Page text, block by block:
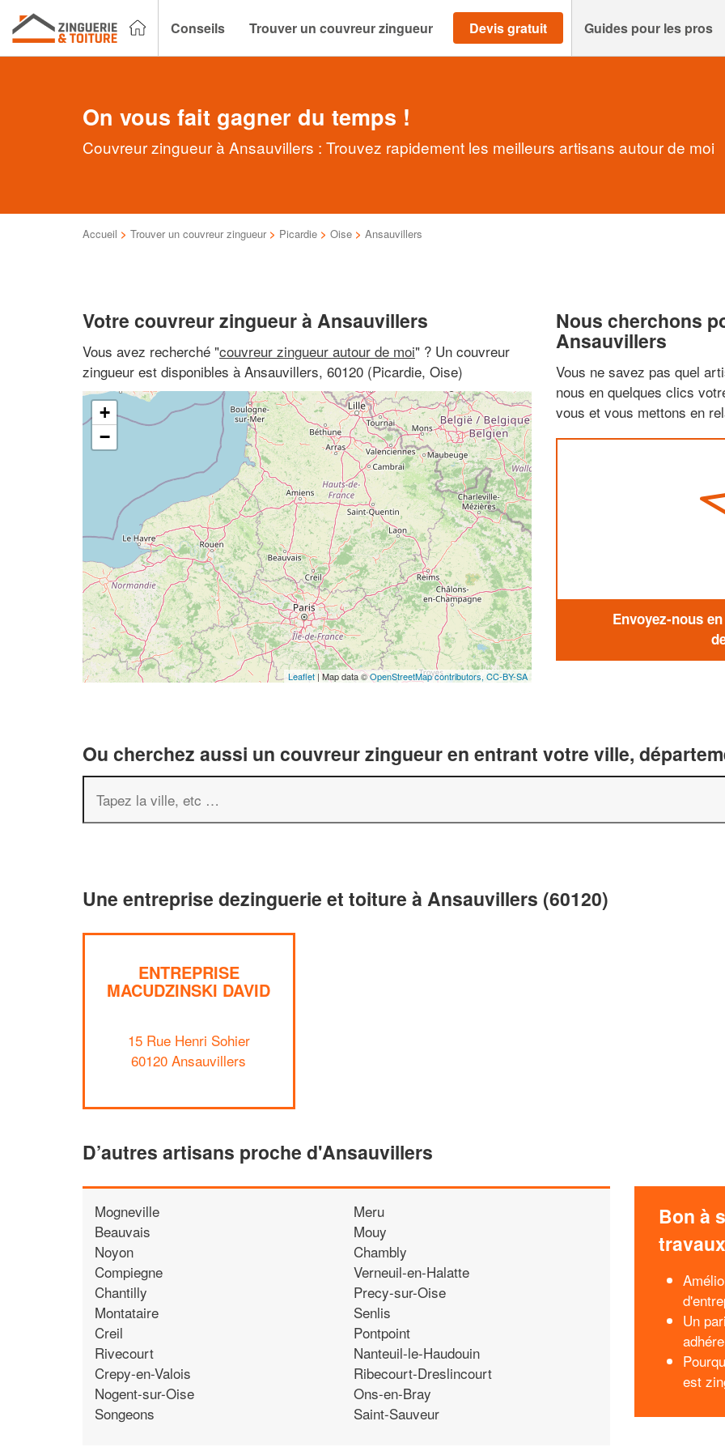
Conseils Trouver un couvreur zingueur Devis gratuit Guides pour les pros
On vous fait gagner du temps !
Couvreur zingueur à Ansauvillers : Trouvez rapidement les meilleurs artisans autour de moi
Accueil > Trouver un couvreur zingueur > Picardie > Oise > Ansauvillers
Votre couvreur zingueur à Ansauvillers
Vous avez recherché "couvreur zingueur autour de moi" ? Un couvreur
zingueur est disponibles à Ansauvillers, 60120 (Picardie, Oise)
+
−
Leaflet | Map data ©OpenStreetMap contributors, CC-BY-SA
Nous cherchons
Ansauvillers
Vous ne savez pas quel
nous en quelques clics
vous et vous mettons en
Envoyez-nous
Ou cherchez aussi un couvreur zingueur en entrant votre ville,
Une entreprise dezinguerie et toiture à Ansauvillers (60120)
ENTREPRISE
MACUDZINSKI DAVID
15 Rue Henri Sohier
60120 Ansauvillers
D’autres artisans proche d'Ansauvillers
Mogneville
Beauvais
Noyon
Compiegne
Chantilly
Montataire
Creil
Rivecourt
Crepy-en-Valois
Nogent-sur-Oise
Songeons
Meru
Mouy
Chambly
Verneuil-en-Halatte
Precy-sur-Oise
Senlis
Pontpoint
Nanteuil-le-Haudouin
Ribecourt-Dreslincourt
Ons-en-Bray
Saint-Sauveur
Bon à
travaux
Un
est